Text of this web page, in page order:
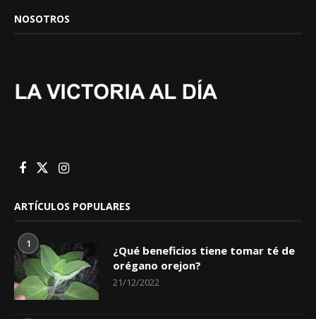
NOSOTROS
ARTÍCULOS POPULARES
1
¿Qué beneficios tiene tomar té de
orégano orejon?
21/12/2022